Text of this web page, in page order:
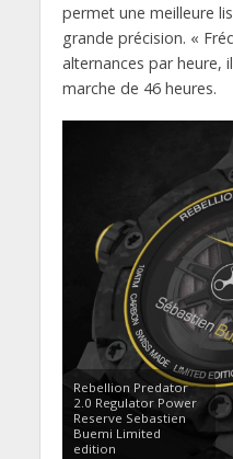
permet une meilleure
grande précision. «
alternances par heure,
marche de 46 heures.
Rebellion Predator
2.0 Regulator Power
Reserve Sebastien
Buemi Limited
edition